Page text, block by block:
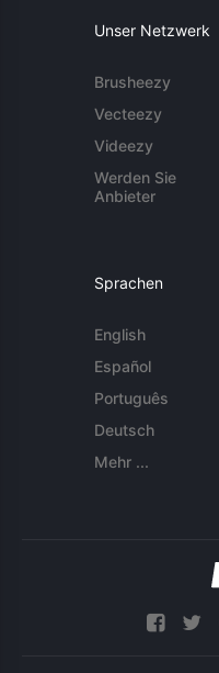
Unser Netzwerk
Brusheezy
Vecteezy
Videezy
Werden Sie
Anbieter
Sprachen
English
Español
Português
Deutsch
Mehr ...